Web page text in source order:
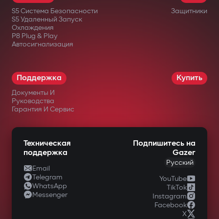
Дополнительный подкапотный модуль
блокирует запуск двигателя даже при
повреждении центрального блока.
дистанционный автозапуск
Запуск двигателя через приложение
Gazer Car с поддержкой сценариев:
прогрев/охлаждение салона, турбо-
таймер, поддержка заряда
аккумулятора. Двигатель автоматически
глушится после достижения заданных
параметров.
Полный контроль через Gazer Car
S5 Система Безопасности
S5 Удаленный Запуск
Охлаждения
P8 Plug & Play
Автосигнализация
Защитники
Поддержка
Документы И
Руководства
Гарантия И Сервис
Купить
Техническая
поддержка
Email
Telegram
WhatsApp
Messenger
Подпишитесь на
Gazer
Русский
YouTube
TikTok
Instagram
Facebook
X